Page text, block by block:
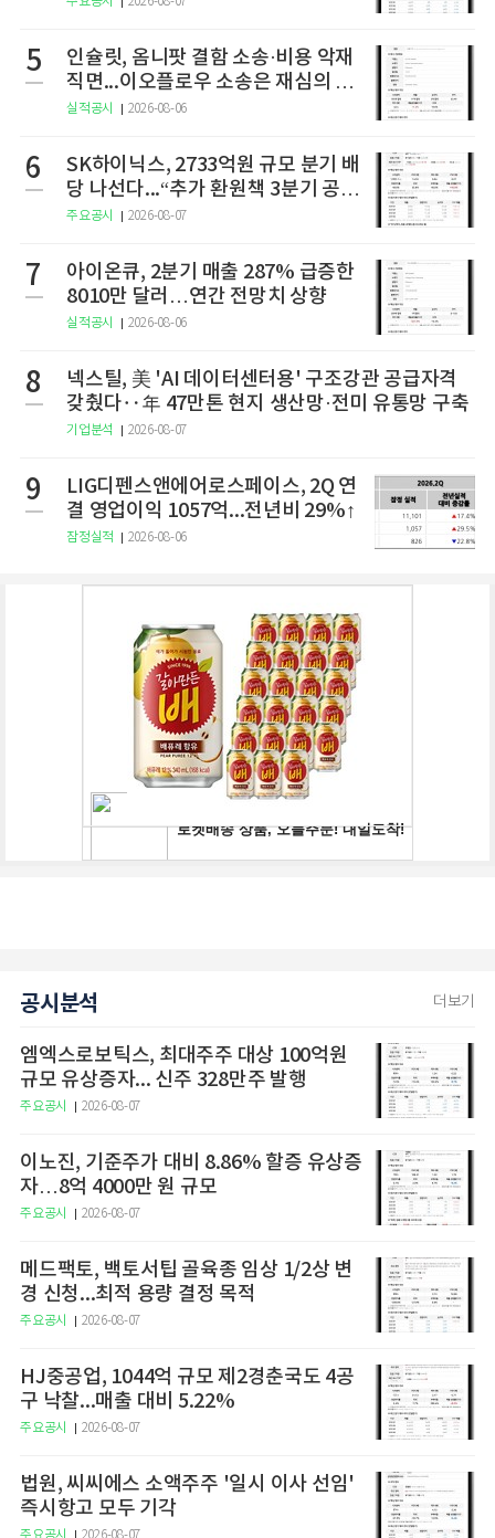
5
인슐릿, 옴니팟 결함 소송·비용 악재
직면...이오플로우 소송은 재심의 청
구
실적공시 2026-08-06
6
SK하이닉스, 2733억원 규모 분기 배
당 나선다...“추가 환원책 3분기 공
개”
주요공시 2026-08-07
7
아이온큐, 2분기 매출 287% 급증한
8010만 달러…연간 전망치 상향
실적공시 2026-08-06
8
넥스틸, 美 'AI 데이터센터용' 구조강관 공급자격
갖췄다‥年 47만톤 현지 생산망·전미 유통망 구축
기업분석 2026-08-07
9
LIG디펜스앤에어로스페이스, 2Q 연
결 영업이익 1057억...전년비 29%↑
잠정실적 2026-08-06
공시분석 더보기
엠엑스로보틱스, 최대주주 대상 100억원
규모 유상증자... 신주 328만주 발행
주요공시 2026-08-07
이노진, 기준주가 대비 8.86% 할증 유상증
자…8억 4000만 원 규모
주요공시 2026-08-07
메드팩토, 백토서팁 골육종 임상 1/2상 변
경 신청...최적 용량 결정 목적
주요공시 2026-08-07
HJ중공업, 1044억 규모 제2경춘국도 4공
구 낙찰...매출 대비 5.22%
주요공시 2026-08-07
법원, 씨씨에스 소액주주 '일시 이사 선임'
즉시항고 모두 기각